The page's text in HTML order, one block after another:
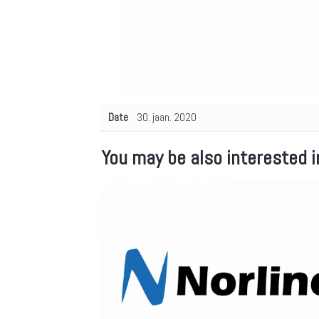
Date 30. jaan. 2020
You may be also interested